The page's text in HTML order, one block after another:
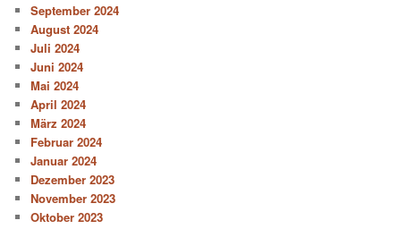
September 2024
August 2024
Juli 2024
Juni 2024
Mai 2024
April 2024
März 2024
Februar 2024
Januar 2024
Dezember 2023
November 2023
Oktober 2023